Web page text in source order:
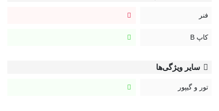
فنر
کاپ B
سایر ویژگی‌ها
تور و گیپور